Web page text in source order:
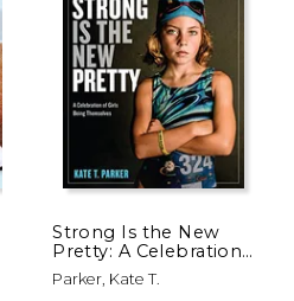
Strong Is the New
Pretty: A Celebration
of Girls Being
Themselves (en
Parker, Kate T.